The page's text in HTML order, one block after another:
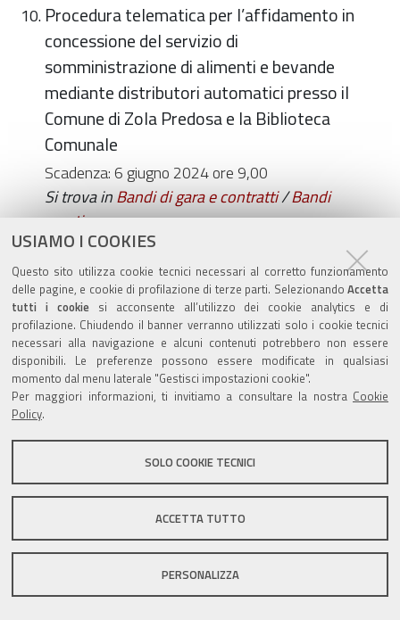
USIAMO I COOKIES
Questo sito utilizza cookie tecnici necessari al corretto funzionamento
delle pagine, e cookie di profilazione di terze parti. Selezionando Accetta
tutti i cookiesi acconsente all’utilizzo dei cookie analytics e di
profilazione. Chiudendo il banner verranno utilizzati solo i cookie tecnici
necessari alla navigazione e alcuni contenuti potrebbero non essere
disponibili. Le preferenze possono essere modificate in qualsiasi
momento dal menu laterale "Gestisci impostazioni cookie".
Per maggiori informazioni, ti invitiamo a consultare la nostra Cookie
Policy.
SOLO COOKIE TECNICI
ACCETTA TUTTO
PERSONALIZZA
Procedura telematica per l’affidamento in
concessione del servizio di
somministrazione di alimenti e bevande
mediante distributori automatici presso il
Comune di Zola Predosa e la Biblioteca
Comunale
Scadenza: 6 giugno 2024 ore 9,00
Si trova inBandi di gara e contratti/Bandi
aperti
1 2 Successivi 3 elementi »
Valuta questo sito
Sito istituzionale Comune di Zola Predosa
DPO|Accessibilità